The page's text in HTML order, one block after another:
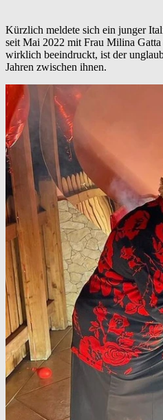
Kürzlich meldete sich ein junger
seit Mai 2022 mit Frau Milina Gatta
wirklich beeindruckt, ist der
Jahren zwischen ihnen.